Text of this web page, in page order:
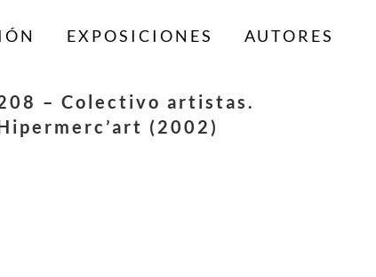
EXPOSICIONES AUTORES
– Colectivo artistas.
(2002)